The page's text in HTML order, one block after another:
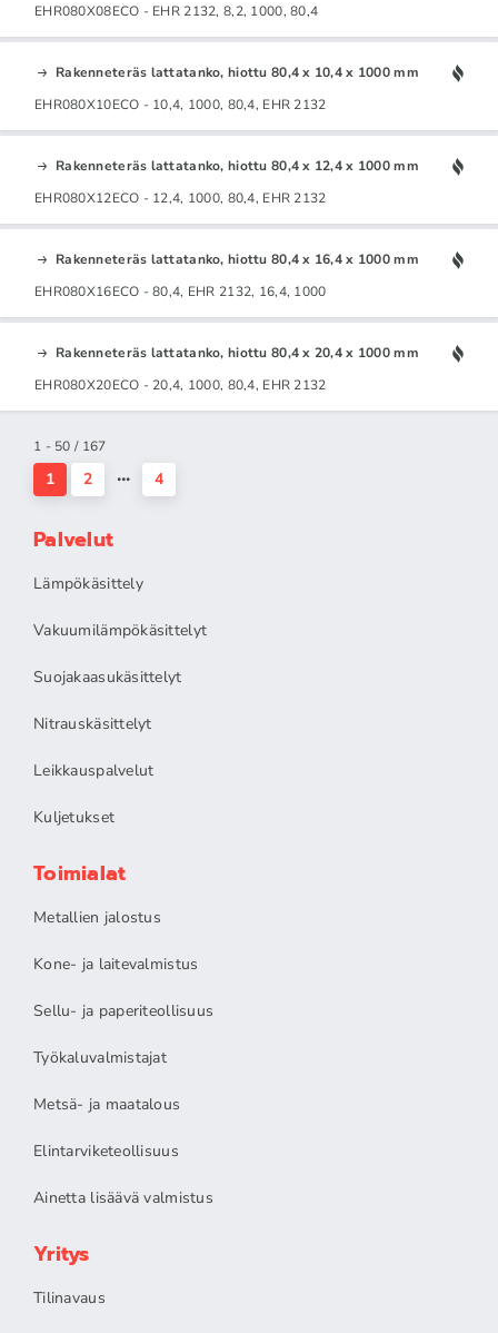
EHR080X08ECO - EHR 2132, 8,2, 1000, 80,4
Rakenneteräs lattatanko, hiottu 80,4 x 10,4 x 1000 mm
EHR080X10ECO - 10,4, 1000, 80,4, EHR 2132
Rakenneteräs lattatanko, hiottu 80,4 x 12,4 x 1000 mm
EHR080X12ECO - 12,4, 1000, 80,4, EHR 2132
Rakenneteräs lattatanko, hiottu 80,4 x 16,4 x 1000 mm
EHR080X16ECO - 80,4, EHR 2132, 16,4, 1000
Rakenneteräs lattatanko, hiottu 80,4 x 20,4 x 1000 mm
EHR080X20ECO - 20,4, 1000, 80,4, EHR 2132
1 - 50 / 167
1 2 4
Palvelut
Lämpökäsittely
Vakuumilämpökäsittelyt
Suojakaasukäsittelyt
Nitrauskäsittelyt
Leikkauspalvelut
Kuljetukset
Toimialat
Metallien jalostus
Kone- ja laitevalmistus
Sellu- ja paperiteollisuus
Työkaluvalmistajat
Metsä- ja maatalous
Elintarviketeollisuus
Ainetta lisäävä valmistus
Yritys
Tilinavaus